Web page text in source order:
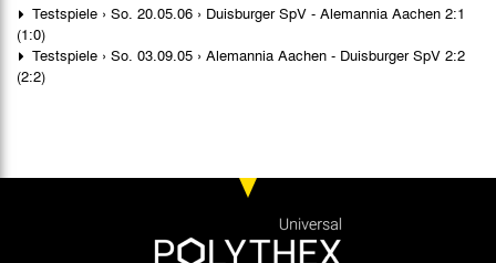
Testspiele › So. 20.05.06 › Duisburger SpV - Alemannia Aachen 2:1
(1:0)
Testspiele › So. 03.09.05 › Alemannia Aachen - Duisburger SpV 2:2
(2:2)